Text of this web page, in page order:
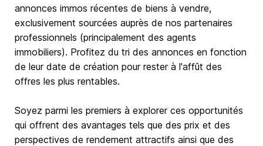
annonces immos récentes de biens à vendre,
exclusivement sourcées auprès de nos partenaires
professionnels (principalement des agents
immobiliers). Profitez du tri des annonces en fonction
de leur date de création pour rester à l'affût des
offres les plus rentables.
Soyez parmi les premiers à explorer ces opportunités
qui offrent des avantages tels que des prix et des
perspectives de rendement attractifs ainsi que des